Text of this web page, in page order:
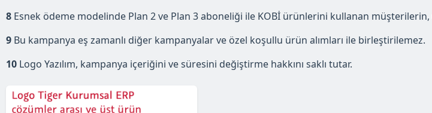
8 Esnek ödeme modelinde Plan 2 ve Plan 3 aboneliği ile KOBİ ürünlerini kullanan müşterilerin,
9 Bu kampanya eş zamanlı diğer kampanyalar ve özel koşullu ürün alımları ile birleştirilemez.
10 Logo Yazılım, kampanya içeriğini ve süresini değiştirme hakkını saklı tutar.